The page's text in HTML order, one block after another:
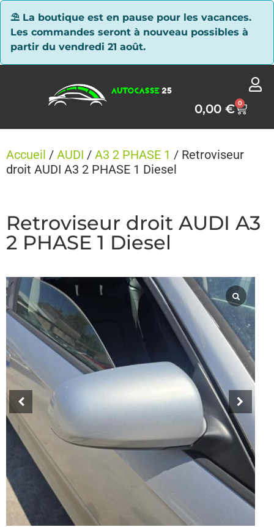
⛱ La boutique est en pause pour les vacances.
Les commandes seront à nouveau possibles à
partir du vendredi 21 août.
0,00€ 0
Accueil / AUDI / A3 2 PHASE 1 / Retroviseur
droit AUDI A3 2 PHASE 1 Diesel
Retroviseur droit AUDI A3
2 PHASE 1 Diesel
Panneau de gestion des cookies